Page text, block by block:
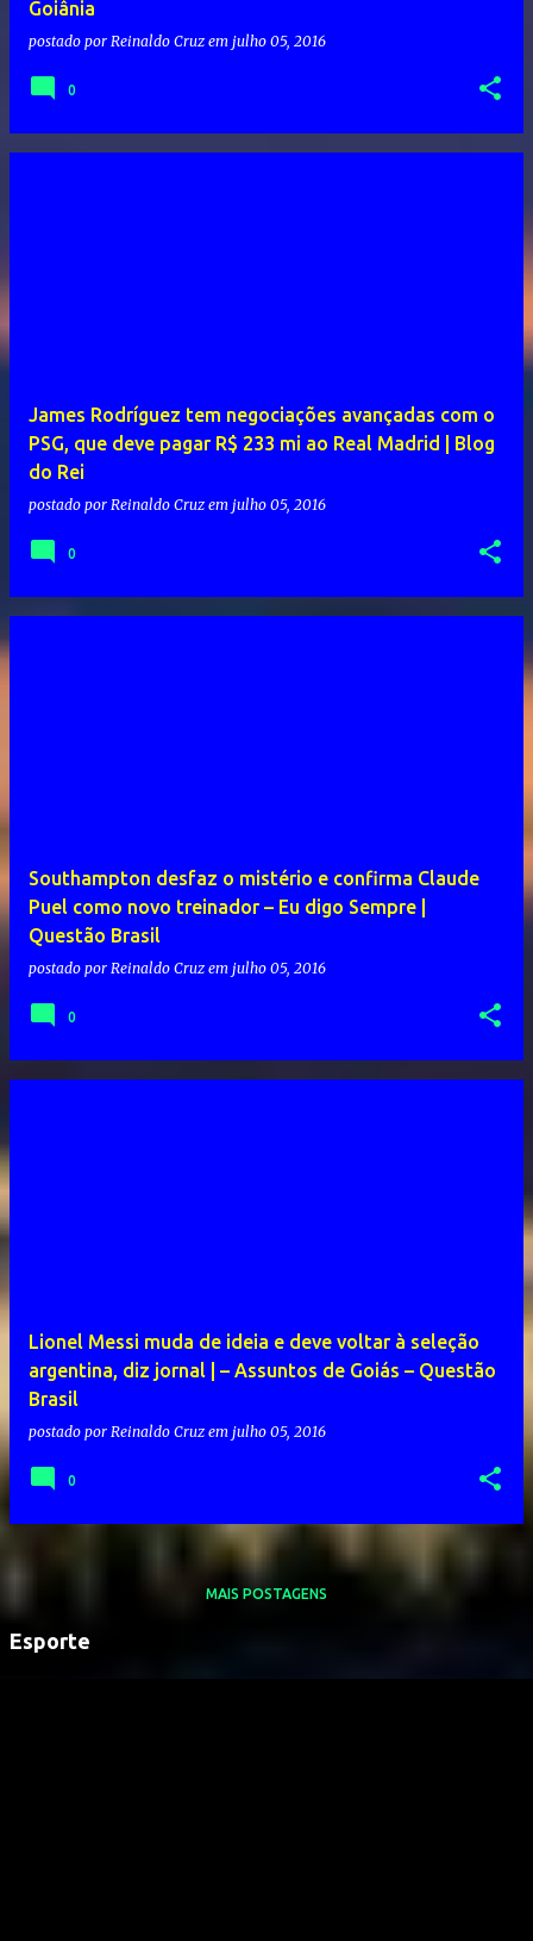
Goiânia
postado por Reinaldo Cruz em julho 05, 2016
0
James Rodríguez tem negociações avançadas com o
PSG, que deve pagar R$ 233 mi ao Real Madrid | Blog
do Rei
postado por Reinaldo Cruz em julho 05, 2016
0
Southampton desfaz o mistério e confirma Claude
Puel como novo treinador – Eu digo Sempre |
Questão Brasil
postado por Reinaldo Cruz em julho 05, 2016
0
Lionel Messi muda de ideia e deve voltar à seleção
argentina, diz jornal | – Assuntos de Goiás – Questão
Brasil
postado por Reinaldo Cruz em julho 05, 2016
0
MAIS POSTAGENS
Esporte